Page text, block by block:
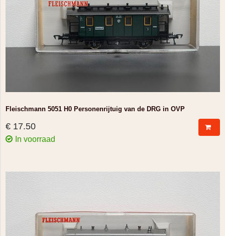
Fleischmann 5051 H0 Personenrijtuig van de DRG in OVP
€ 17.50
In voorraad